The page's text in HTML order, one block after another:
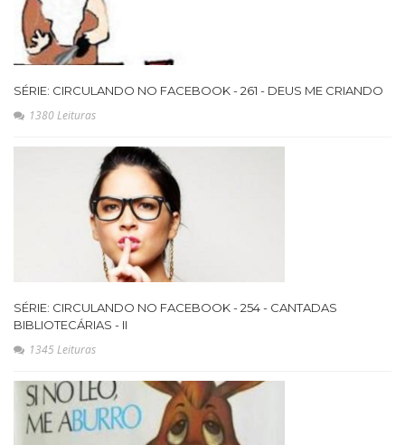
SÉRIE: CIRCULANDO NO FACEBOOK - 261 - DEUS ME CRIANDO
1380 Leituras
SÉRIE: CIRCULANDO NO FACEBOOK - 254 - CANTADAS
BIBLIOTECÁRIAS - II
1345 Leituras